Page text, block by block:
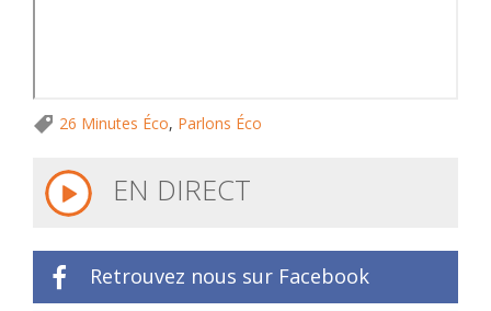
26 Minutes Éco, Parlons Éco
EN DIRECT
Retrouvez nous sur Facebook